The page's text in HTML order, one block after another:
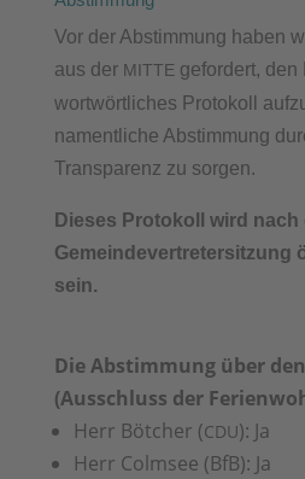
Vor der Abstimmung haben
aus der MITTE gefordert, den
wortwörtliches Protokoll
namentliche Abstimmung
Transparenz zu sorgen.
Dieses Protokoll wird
Gemeindevertretersitzung
sein.
Die Abstimmung über
(Ausschluss der
Herr Bötcher (CDU): Ja
Herr Colmsee (BfB): Ja